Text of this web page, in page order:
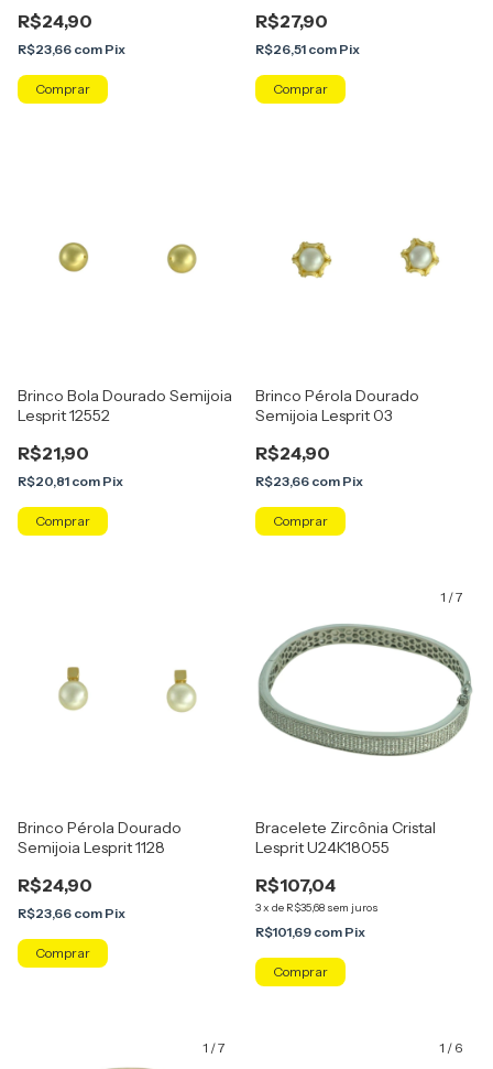
R$24,90
R$23,66 com Pix
R$27,90
R$26,51 com Pix
Brinco Bola Dourado Semijoia
Lesprit 12552
R$21,90
R$20,81 com Pix
Brinco Pérola Dourado
Semijoia Lesprit 03
R$24,90
R$23,66 com Pix
Brinco Pérola Dourado
Semijoia Lesprit 1128
R$24,90
R$23,66 com Pix
1 /7
Bracelete Zircônia Cristal
Lesprit U24K18055
R$107,04
3x de R$35,68 sem juros
R$101,69 com Pix
Comprar
1 /7 1 / 6